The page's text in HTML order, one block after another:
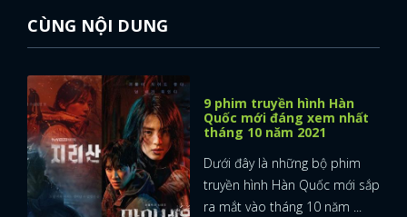
CÙNG NỘI DUNG
9 phim truyền hình Hàn
Quốc mới đáng xem nhất
tháng 10 năm 2021
Dưới đây là những bộ phim
truyền hình Hàn Quốc mới sắp
ra mắt vào tháng 10 năm ...